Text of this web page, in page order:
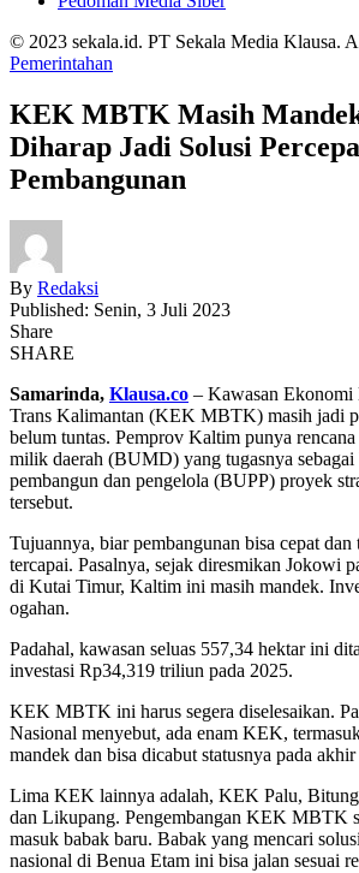
© 2023 sekala.id. PT Sekala Media Klausa.
Pemerintahan
KEK MBTK Masih
Diharap Jadi Solusi
Pembangunan
By Redaksi
Published: Senin, 3 Juli 2023
Share
SHARE
Samarinda, Klausa.co – Kawasan
Trans Kalimantan (KEK MBTK) masih jadi
belum tuntas. Pemprov Kaltim punya rencana
milik daerah (BUMD) yang tugasnya sebagai
pembangun dan pengelola (BUPP) proyek
tersebut.
Tujuannya, biar pembangunan bisa cepat dan
tercapai. Pasalnya, sejak diresmikan Jokowi
di Kutai Timur, Kaltim ini masih mandek.
ogahan.
Padahal, kawasan seluas 557,34 hektar ini
investasi Rp34,319 triliun pada 2025.
KEK MBTK ini harus segera diselesaikan.
Nasional menyebut, ada enam KEK,
mandek dan bisa dicabut statusnya pada
Lima KEK lainnya adalah, KEK Palu,
dan Likupang. Pengembangan KEK MBTK
masuk babak baru. Babak yang mencari
nasional di Benua Etam ini bisa jalan sesuai